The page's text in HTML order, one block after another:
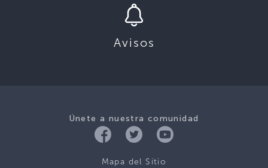
Avisos
Únete a nuestra comunidad
Mapa del Sitio